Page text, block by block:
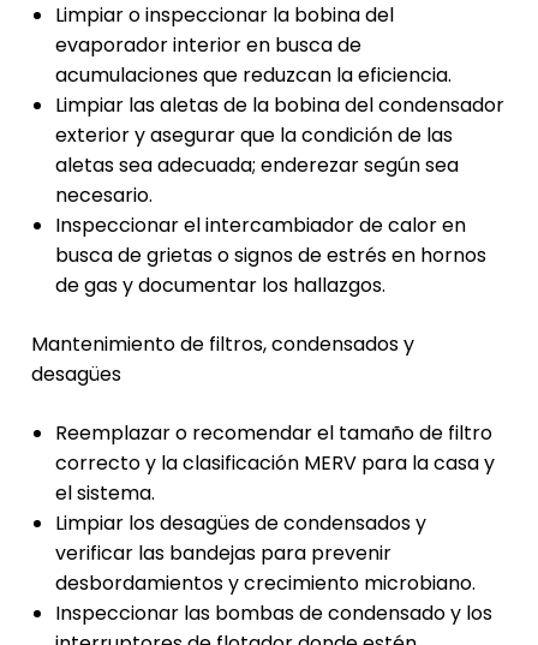
Limpiar o inspeccionar la bobina del
evaporador interior en busca de
acumulaciones que reduzcan la eficiencia.
Limpiar las aletas de la bobina del condensador
exterior y asegurar que la condición de las
aletas sea adecuada; enderezar según sea
necesario.
Inspeccionar el intercambiador de calor en
busca de grietas o signos de estrés en hornos
de gas y documentar los hallazgos.
Mantenimiento de filtros, condensados y
desagües
Reemplazar o recomendar el tamaño de filtro
correcto y la clasificación MERV para la casa y
el sistema.
Limpiar los desagües de condensados y
verificar las bandejas para prevenir
desbordamientos y crecimiento microbiano.
Inspeccionar las bombas de condensado y los